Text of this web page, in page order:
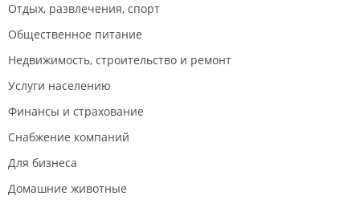
Отдых, развлечения, спорт
Общественное питание
Недвижимость, строительство и ремонт
Услуги населению
Финансы и страхование
Снабжение компаний
Для бизнеса
Домашние животные